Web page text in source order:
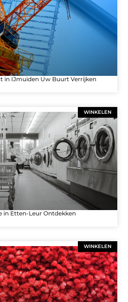
in IJmuiden Uw Buurt Verrijken
WINKELEN
in Etten-Leur Ontdekken
WINKELEN